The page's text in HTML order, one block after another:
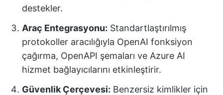
destekler.
Araç Entegrasyonu: Standartlaştırılmış
protokoller aracılığıyla OpenAI fonksiyon
çağırma, OpenAPI şemaları ve Azure AI
hizmet bağlayıcılarını etkinleştirir.
Güvenlik Çerçevesi: Benzersiz kimlikler için